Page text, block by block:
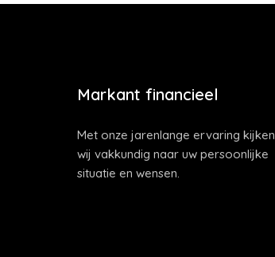
Markant financieel
Met onze jarenlange ervaring kijken
wij vakkundig naar uw persoonlijke
situatie en wensen.